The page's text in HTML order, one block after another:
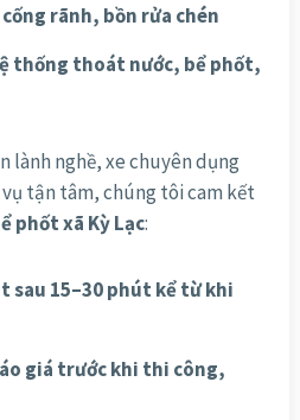
rãnh, bồn rửa chén
thống thoát nước, bể phốt,
lành nghề, xe chuyên dụng
tận tâm, chúng tôi cam kết
phốt xã Kỳ Lạc:
sau 15–30 phút kể từ khi
giá trước khi thi công,